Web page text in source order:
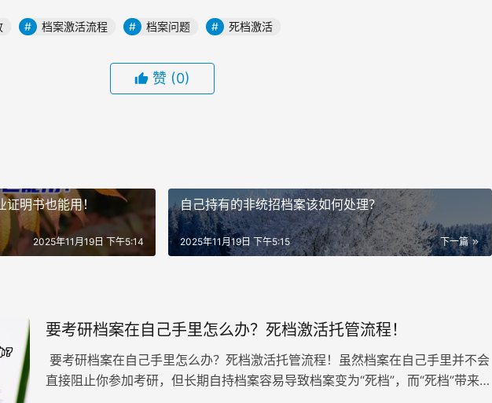
档案激活流程 档案问题 死档激活
赞 (0)
明书也能用！
2025年11月19日 下午5:14
自己持有的非统招档案该如何处理？
下一篇
2025年11月19日 下午5:15
要考研档案在自己手里怎么办？死档激活托管流程！
要考研档案在自己手里怎么办？死档激活托管流程！虽然档案在自己手里并不会
直接阻止你参加考研，但长期自持档案容易导致档案变为“死档”，而“死档”带来的